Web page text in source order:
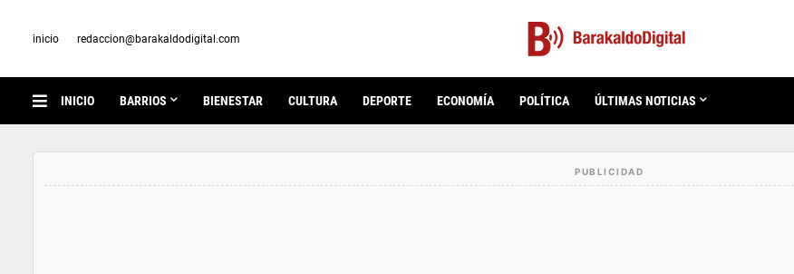
inicio redaccion@barakaldodigital.com
INICIO BARRIOS BIENESTAR CULTURA DEPORTE ECONOMÍA POLÍTICA ÚLTIMAS NOTICIAS